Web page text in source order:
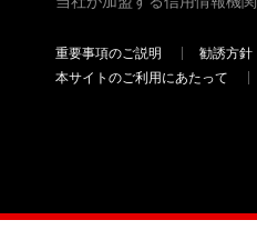
重要事項のご説明 勧誘方針
本サイトのご利用にあたって